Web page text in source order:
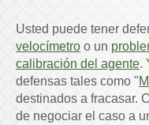
Usted puede tener
velocímetro o un
calibración del agente.
defensas tales como "
destinados a fracasar.
de negociar el caso a